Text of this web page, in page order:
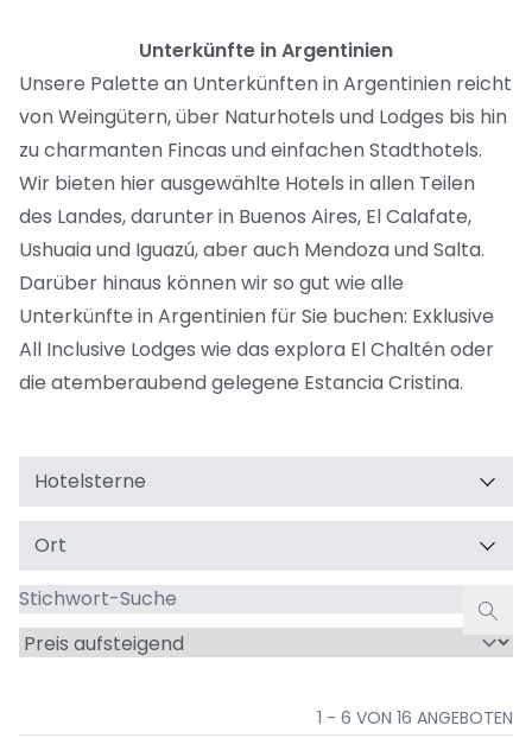
Unterkünfte in Argentinien
Unsere Palette an Unterkünften in Argentinien reicht
von Weingütern, über Naturhotels und Lodges bis hin
zu charmanten Fincas und einfachen Stadthotels.
Wir bieten hier ausgewählte Hotels in allen Teilen
des Landes, darunter in Buenos Aires, El Calafate,
Ushuaia und Iguazú, aber auch Mendoza und Salta.
Darüber hinaus können wir so gut wie alle
Unterkünfte in Argentinien für Sie buchen: Exklusive
All Inclusive Lodges wie das explora El Chalténoder
die atemberaubend gelegene Estancia Cristina.
Hotelsterne
Ort
Stichwort-
Suche
Sortieren
1 - 6 VON 16 ANGEBOTEN